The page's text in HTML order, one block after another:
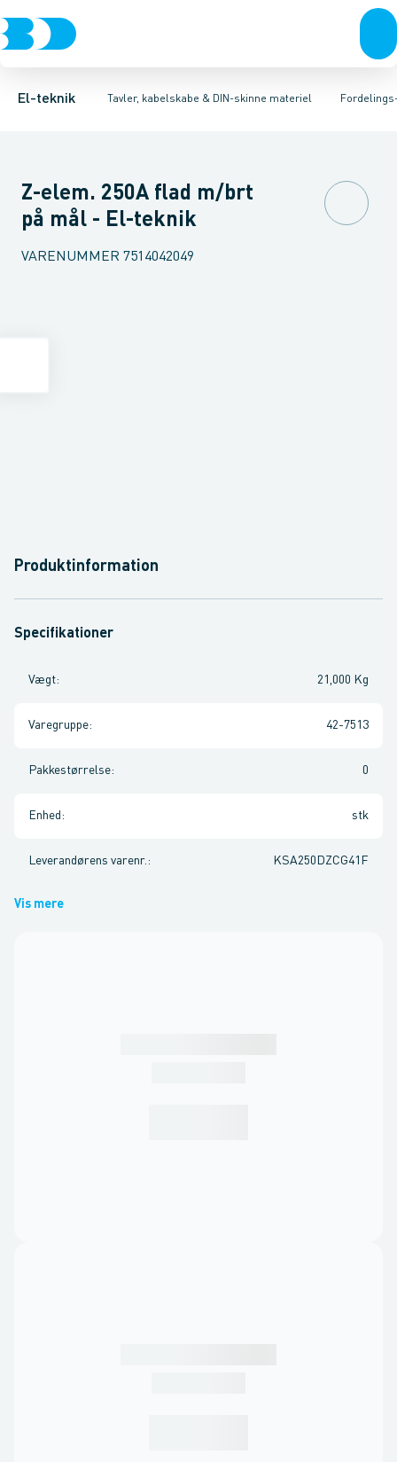
El-teknik Tavler, kabelskabe & DIN-skinne materiel
Afbrydere, stikkontakter & lampeudtagForgreningsmateriel
Tavler, kapsling og rackskabe Fordelings-/byggepladstavler
Afgangsbox for kanalskinneTilgangsboks for strømskinne
Z-elem. 250A flad m/brt
på mål - El-teknik
VARENUMMER 7514042049
Produktinformation
Specifikationer
Vægt: 21,000 Kg
Varegruppe: 42-7513
Pakkestørrelse: 0
Enhed : stk
Leverandørens varenr. : KSA250DZCG41F
Vis mere